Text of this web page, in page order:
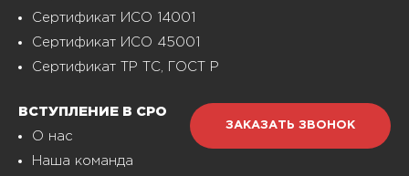
Сертификат ИСО 14001
Сертификат ИСО 45001
Сертификат ТР ТС, ГОСТ Р
ВСТУПЛЕНИЕ В СРО
О нас
Наша команда
ЗАКАЗАТЬ ЗВОНОК